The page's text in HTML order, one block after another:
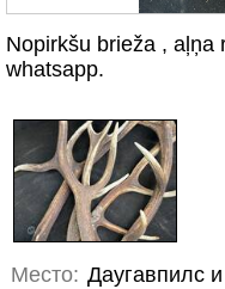
Nopirkšu brieža , aļņa
whatsapp.
Место: Даугавпилс